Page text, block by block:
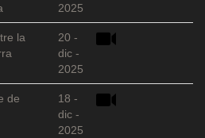
2025
la
20 -
dic -
2025
de
18 -
dic -
2025